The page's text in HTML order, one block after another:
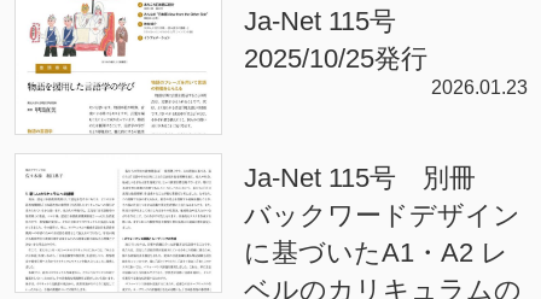
Ja-Net 115号
2025/10/25発行
2026.01.23
Ja-Net 115号 別冊
バックワードデザイン
に基づいたA1・A2 レ
ベルのカリキュラムの